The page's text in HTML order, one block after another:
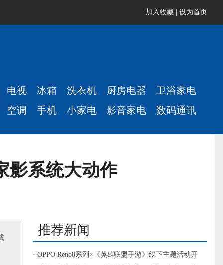
加入收藏 设为首页
电视 冰箱 洗衣机 厨房电器
卫浴家电
空调
手机 小家电 影音家电 数码通讯
影系统大动作
推荐新闻
· OPPO Reno8系列×《英雄联盟手游》线下主题活动开